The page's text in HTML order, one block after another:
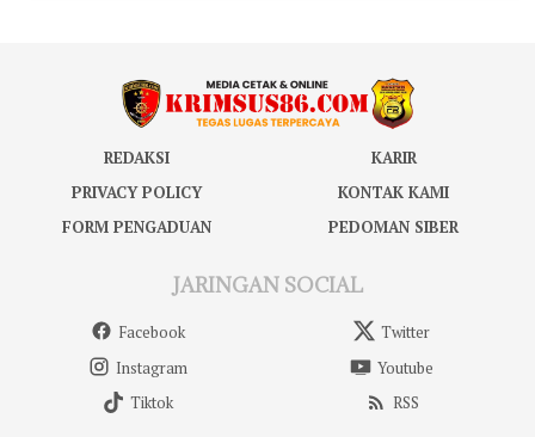
REDAKSI
KARIR
PRIVACY POLICY
KONTAK KAMI
FORM PENGADUAN
PEDOMAN SIBER
JARINGAN SOCIAL
Facebook
Twitter
Instagram
Youtube
Tiktok
RSS